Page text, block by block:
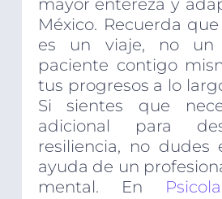
mayor entereza y
México. Recuerda
es un viaje, no un
paciente contigo
tus progresos a lo
Si sientes que
adicional para
resiliencia, no dudes
ayuda de un
mental. En